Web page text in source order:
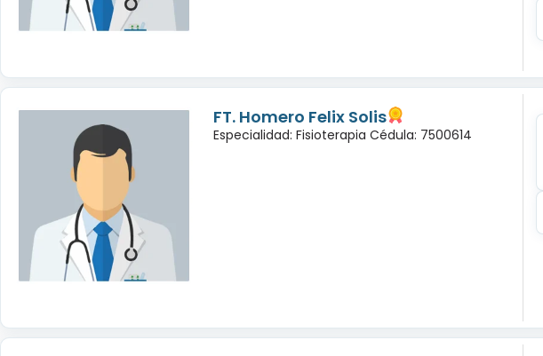
FT. Homero Felix Solis
Especialidad: Fisioterapia Cédula: 7500614